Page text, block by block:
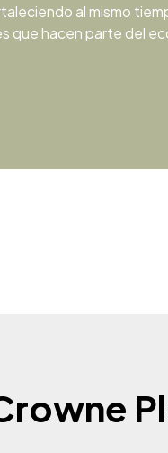
al mismo
que hacen parte del